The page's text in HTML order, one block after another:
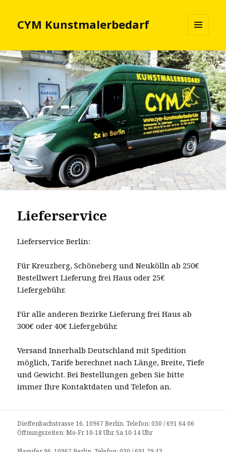
CYM Kunstmalerbedarf
UND
WIDGETS
Lieferservice
Lieferservice Berlin:
Für Kreuzberg, Schöneberg und Neukölln ab 250€
Bestellwert Lieferung frei Haus oder 25€
Liefergebühr.
Für alle anderen Bezirke Lieferung frei Haus ab
300€ oder 40€ Liefergebühr.
Versand Innerhalb Deutschland mit Spedition
möglich, Tarife berechnet nach Länge, Breite, Tiefe
und Gewicht. Bei Bestellungen geben Sie bitte
immer Ihre Kontaktdaten und Telefon an.
Dieffenbachstrasse 16, 10967 Berlin, Telefon: 030 / 691 64 06
Öffnungszeiten: Mo-Fr 10-18 Uhr, Sa 10-14 Uhr